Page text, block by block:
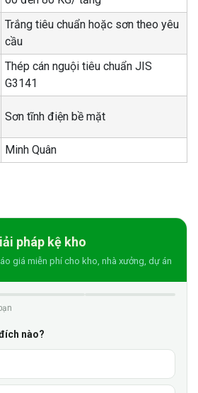
Trắng tiêu chuẩn hoặc sơn theo yêu
cầu
Thép cán nguội tiêu chuẩn JIS
G3141
Sơn tĩnh điện bề mặt
Minh Quân
pháp kệ kho
giá miễn phí cho kho, nhà xưởng, dự án
nào?